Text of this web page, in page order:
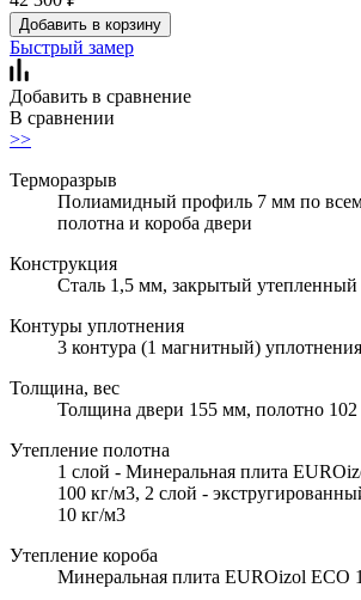
Добавить в корзину
Быстрый замер
Добавить в сравнение
В сравнении
>>
Терморазрыв
Полиамидный профиль 7 мм по
полотна и короба двери
Конструкция
Сталь 1,5 мм, закрытый утепленный
Контуры уплотнения
3 контура (1 магнитный) уплотнения
Толщина, вес
Толщина двери 155 мм, полотно
Утепление полотна
1 слой - Минеральная плита
100 кг/м3, 2 слой -
10 кг/м3
Утепление короба
Минеральная плита EUROizol ECO